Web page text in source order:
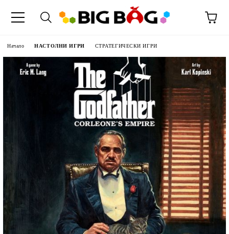
Начало НАСТОЛНИ ИГРИ СТРАТЕГИЧЕСКИ ИГРИ